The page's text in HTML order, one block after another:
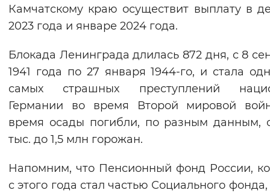
Камчатскому краю осуществит выплату в
2023 года и январе 2024 года.
Блокада Ленинграда длилась 872 дня, с 8
1941 года по 27 января 1944-го, и стала
самых страшных преступлений
Германии во время Второй мировой
время осады погибли, по разным данным,
тыс. до 1,5 млн горожан.
Напомним, что Пенсионный фонд России,
с этого года стал частью Социального